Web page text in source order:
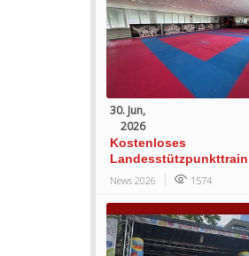
30. Jun,
2026
Kostenloses
News 2026 1574